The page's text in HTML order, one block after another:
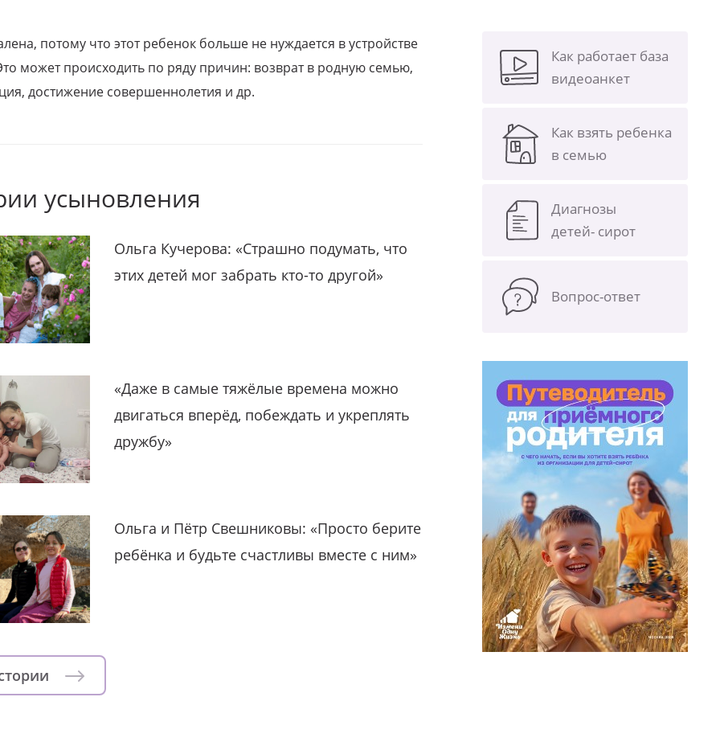
потому что этот ребенок больше не нуждается в устройстве
может происходить по ряду причин: возврат в родную семью,
достижение совершеннолетия и др.
усыновления
Ольга Кучерова: «Страшно подумать, что
этих детей мог забрать кто-то другой»
«Даже в самые тяжёлые времена можно
двигаться вперёд, побеждать и укреплять
дружбу»
Ольга и Пётр Свешниковы: «Просто берите
ребёнка и будьте счастливы вместе с ним»
Как работает база
видеоанкет
Как взять ребенка
в семью
Диагнозы
детей- сирот
Вопрос-ответ